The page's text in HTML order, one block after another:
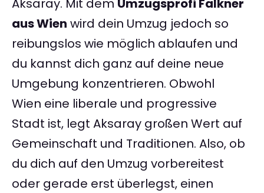
Aksaray. Mit dem Umzugsprofi Falkner
aus Wien wird dein Umzug jedoch so
reibungslos wie möglich ablaufen und
du kannst dich ganz auf deine neue
Umgebung konzentrieren. Obwohl
Wien eine liberale und progressive
Stadt ist, legt Aksaray großen Wert auf
Gemeinschaft und Traditionen. Also, ob
du dich auf den Umzug vorbereitest
oder gerade erst überlegst, einen